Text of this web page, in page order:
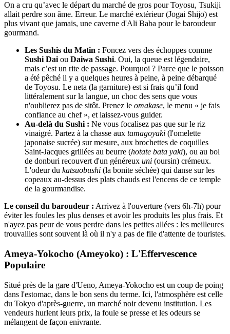
On a cru qu’avec le départ du marché de gros pour Toyosu, Tsukiji
allait perdre son âme. Erreur. Le marché extérieur (Jōgai Shijō) est
plus vivant que jamais, une caverne d'Ali Baba pour le baroudeur
gourmand.
Les Sushis du Matin : Foncez vers des échoppes comme
Sushi Dai ou Daiwa Sushi. Oui, la queue est légendaire,
mais c’est un rite de passage. Pourquoi ? Parce que le poisson
a été pêché il y a quelques heures à peine, à peine débarqué
de Toyosu. Le neta (la garniture) est si frais qu’il fond
littéralement sur la langue, un choc des sens que vous
n'oublierez pas de sitôt. Prenez le omakase, le menu « je fais
confiance au chef », et laissez-vous guider.
Au-delà du Sushi : Ne vous focalisez pas que sur le riz
vinaigré. Partez à la chasse aux tamagoyaki (l'omelette
japonaise sucrée) sur mesure, aux brochettes de coquilles
Saint-Jacques grillées au beurre (hotate bata yaki), ou au bol
de donburi recouvert d'un généreux uni (oursin) crémeux.
L'odeur du katsuobushi (la bonite séchée) qui danse sur les
copeaux au-dessus des plats chauds est l'encens de ce temple
de la gourmandise.
Le conseil du baroudeur : Arrivez à l'ouverture (vers 6h-7h) pour
éviter les foules les plus denses et avoir les produits les plus frais. Et
n'ayez pas peur de vous perdre dans les petites allées : les meilleures
trouvailles sont souvent là où il n'y a pas de file d'attente de touristes.
Ameya-Yokocho (Ameyoko) : L'Effervescence
Populaire
Situé près de la gare d'Ueno, Ameya-Yokocho est un coup de poing
dans l'estomac, dans le bon sens du terme. Ici, l'atmosphère est celle
du Tokyo d'après-guerre, un marché noir devenu institution. Les
vendeurs hurlent leurs prix, la foule se presse et les odeurs se
mélangent de façon enivrante.